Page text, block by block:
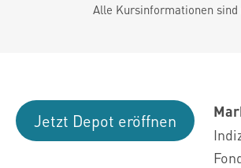
Alle Kursinformationen
Jetzt Depot eröffnen